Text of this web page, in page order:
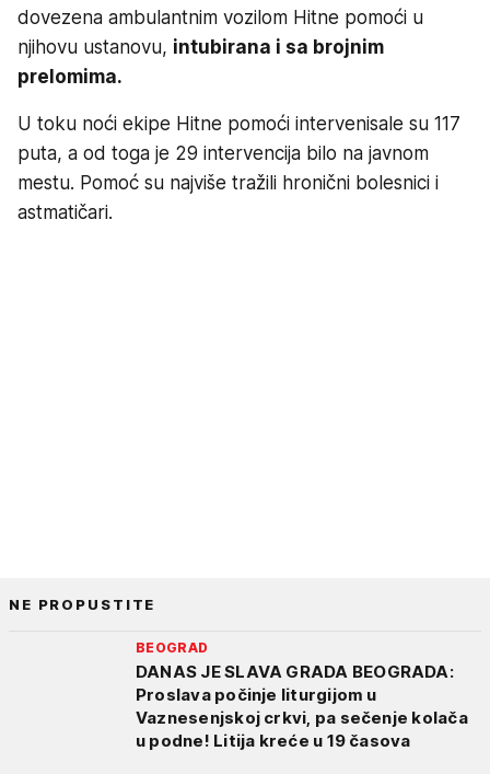
dovezena ambulantnim vozilom Hitne pomoći u
njihovu ustanovu, intubirana i sa brojnim
prelomima.
U toku noći ekipe Hitne pomoći intervenisale su 117
puta, a od toga je 29 intervencija bilo na javnom
mestu. Pomoć su najviše tražili hronični bolesnici i
astmatičari.
NE PROPUSTITE
BEOGRAD
DANAS JE SLAVA GRADA BEOGRADA:
Proslava počinje liturgijom u
Vaznesenjskoj crkvi, pa sečenje kolača
u podne! Litija kreće u 19 časova